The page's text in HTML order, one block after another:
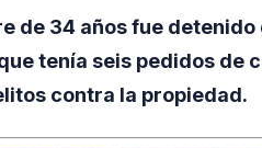
de 34 años fue
tenía seis pedidos de
contra la propiedad.